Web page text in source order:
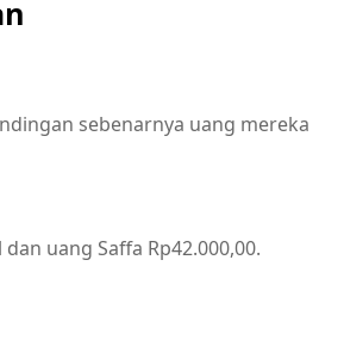
sebenarnya uang mereka
uang Saffa Rp42.000,00.